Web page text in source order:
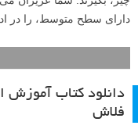
دارای سطح متوسط، را در
دانلود کتاب آموزش
فلاش